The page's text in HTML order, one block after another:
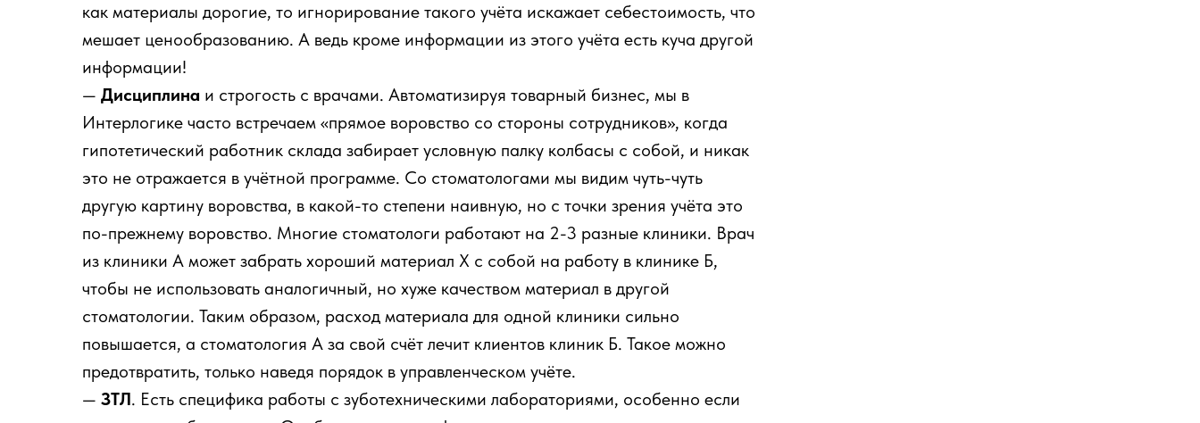
как материалы дорогие, то игнорирование такого учёта искажает себестоимость, что
мешает ценообразованию. А ведь кроме информации из этого учёта есть куча другой
информации!
— Дисциплина и строгость с врачами. Автоматизируя товарный бизнес, мы в
Интерлогике часто встречаем «прямое воровство со стороны сотрудников», когда
гипотетический работник склада забирает условную палку колбасы с собой, и никак
это не отражается в учётной программе. Со стоматологами мы видим чуть-чуть
другую картину воровства, в какой-то степени наивную, но с точки зрения учёта это
по-прежнему воровство. Многие стоматологи работают на 2-3 разные клиники. Врач
из клиники А может забрать хороший материал Х с собой на работу в клинике Б,
чтобы не использовать аналогичный, но хуже качеством материал в другой
стоматологии. Таким образом, расход материала для одной клиники сильно
повышается, а стоматология А за свой счёт лечит клиентов клиник Б. Такое можно
предотвратить, только наведя порядок в управленческом учёте.
— ЗТЛ. Есть специфика работы с зуботехническими лабораториями, особенно если